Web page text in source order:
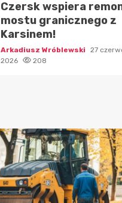
Czersk wspiera
mostu granicznego z
Karsinem!
Arkadiusz Wróblewski
27
2026
208